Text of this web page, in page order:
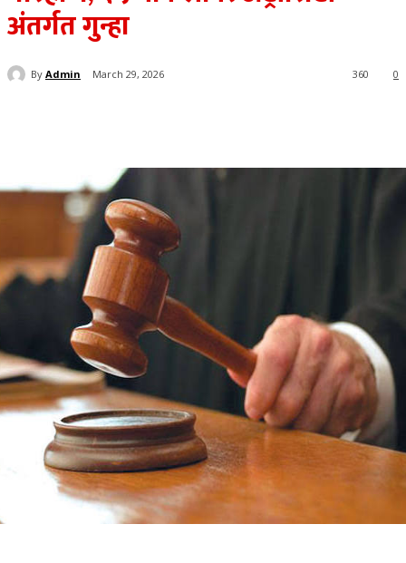
अंतर्गत गुन्हा
By Admin March 29, 2026 0
360